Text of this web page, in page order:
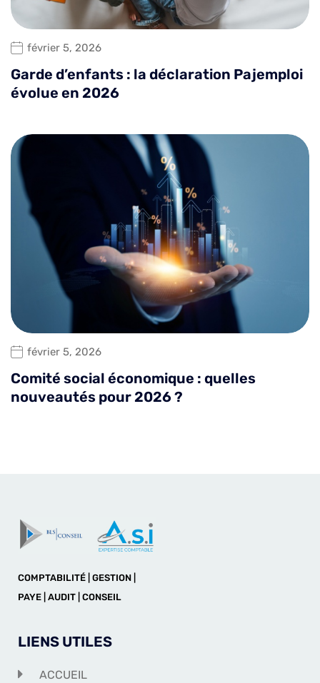
février 5, 2026
Garde d’enfants : la déclaration Pajemploi
évolue en 2026
février 5, 2026
Comité social économique : quelles
nouveautés pour 2026 ?
COMPTABILITÉ | GESTION |
PAYE | AUDIT | CONSEIL
LIENS UTILES
ACCUEIL